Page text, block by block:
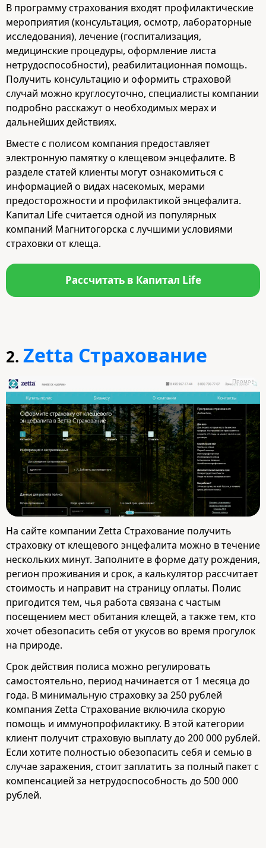
В программу страхования входят профилактические
мероприятия (консультация, осмотр, лабораторные
исследования), лечение (госпитализация,
медицинские процедуры, оформление листа
нетрудоспособности), реабилитационная помощь.
Получить консультацию и оформить страховой
случай можно круглосуточно, специалисты компании
подробно расскажут о необходимых мерах и
дальнейших действиях.
Вместе с полисом компания предоставляет
электронную памятку о клещевом энцефалите. В
разделе статей клиенты могут ознакомиться с
информацией о видах насекомых, мерами
предосторожности и профилактикой энцефалита.
Капитал Life считается одной из популярных
компаний Магнитогорска с лучшими условиями
страховки от клеща.
Рассчитать в Капитал Life
2. Zetta Страхование
Промо
На сайте компании Zetta Страхование получить
страховку от клещевого энцефалита можно в течение
нескольких минут. Заполните в форме дату рождения,
регион проживания и срок, а калькулятор рассчитает
стоимость и направит на страницу оплаты. Полис
пригодится тем, чья работа связана с частым
посещением мест обитания клещей, а также тем, кто
хочет обезопасить себя от укусов во время прогулок
на природе.
Срок действия полиса можно регулировать
самостоятельно, период начинается от 1 месяца до
года. В минимальную страховку за 250 рублей
компания Zetta Страхование включила скорую
помощь и иммунопрофилактику. В этой категории
клиент получит страховую выплату до 200 000 рублей.
Если хотите полностью обезопасить себя и семью в
случае заражения, стоит заплатить за полный пакет с
компенсацией за нетрудоспособность до 500 000
рублей.